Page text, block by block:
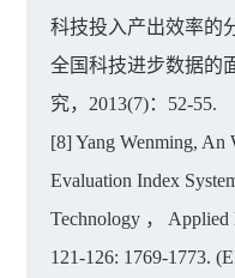
科技投入产出效率的
全国科技进步数据的
究，2013(7)：52-55.
[8] Yang Wenming,
Evaluation Index
Technology ， Applied
121-126: 1769-1773.